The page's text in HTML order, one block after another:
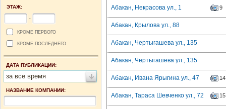
ЭТАЖ:
-
КРОМЕ ПЕРВОГО
КРОМЕ ПОСЛЕДНЕГО
ДАТА ПУБЛИКАЦИИ:
за все время
НАЗВАНИЕ КОМПАНИИ:
Абакан, Некрасова ул., 1 9
Абакан, Крылова ул., 88
Абакан, Чертыгашева ул., 135
Абакан, Чертыгашева ул., 135
Абакан, Ивана Ярыгина ул., 47 14
Абакан, Тараса Шевченко ул., 72 15